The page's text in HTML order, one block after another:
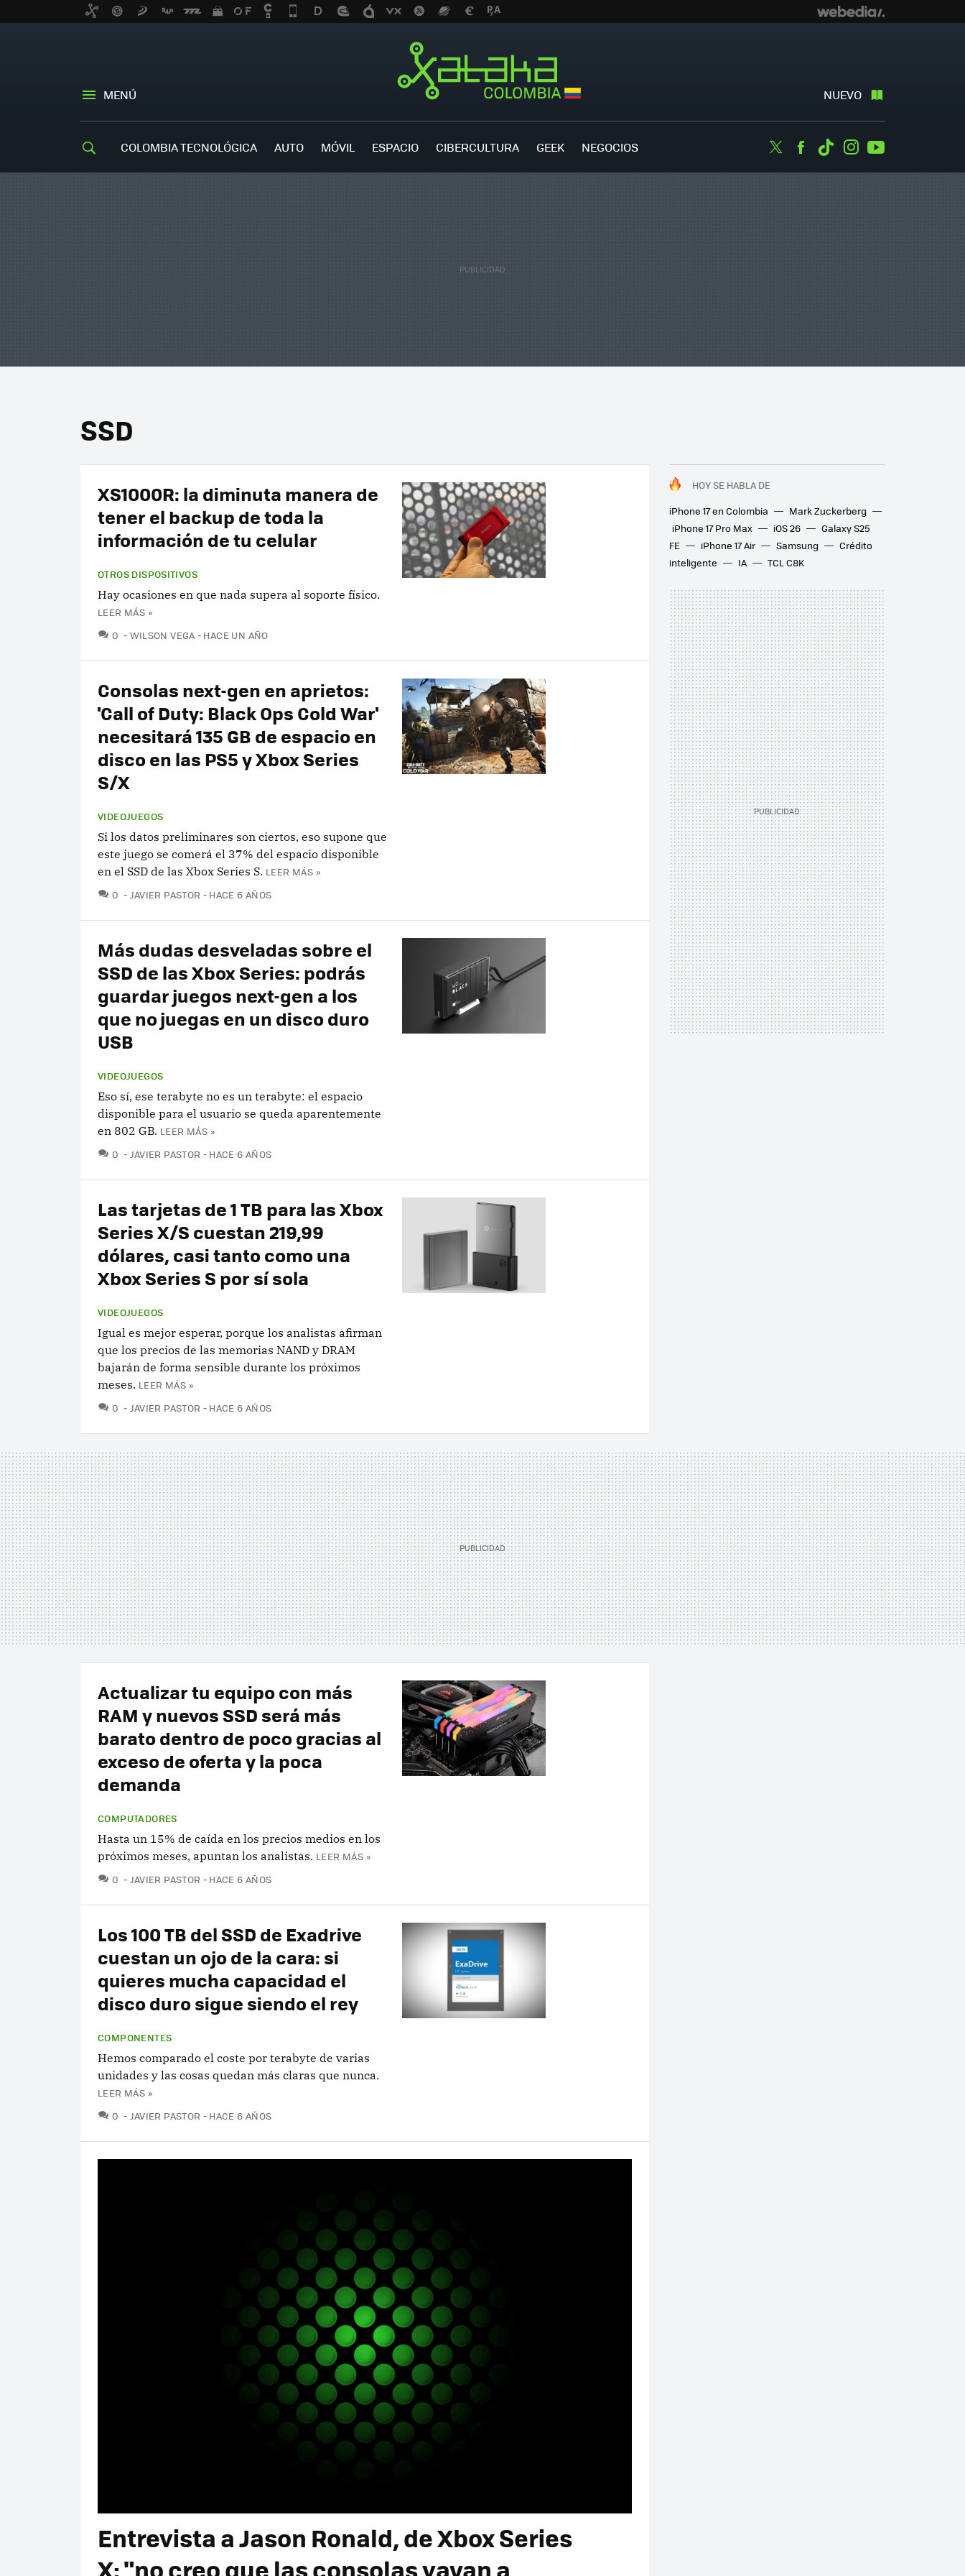
MENÚ NUEVO
COLOMBIA TECNOLÓGICA AUTO MÓVIL ESPACIO CIBERCULTURA GEEK NEGOCIOS TwitterFacebook
TiktokInstagram
SSD
HOY SE HABLA DE
iPhone 17 en Colombia
Mark Zuckerberg
iPhone 17 Pro Max
iOS 26
Galaxy S25
FE
iPhone 17 Air Samsung
Crédito
inteligente
IA TCL C8K
XS1000R: la diminuta manera de
tener el backup de toda la
información de tu celular
OTROS DISPOSITIVOS
Hay ocasiones en que nada supera al soporte físico.
LEER MÁS »
0 COMENTARIOS
WILSON VEGA HACE UN AÑO
Consolas next-gen en aprietos:
'Call of Duty: Black Ops Cold War'
necesitará 135 GB de espacio en
disco en las PS5 y Xbox Series
S/X
VIDEOJUEGOS
Si los datos preliminares son ciertos, eso supone que
este juego se comerá el 37% del espacio disponible
en el SSD de las Xbox Series S. LEER MÁS »
0 COMENTARIOS
JAVIER PASTOR HACE 6 AÑOS
Más dudas desveladas sobre el
SSD de las Xbox Series: podrás
guardar juegos next-gen a los
que no juegas en un disco duro
USB
VIDEOJUEGOS
Eso sí, ese terabyte no es un terabyte: el espacio
disponible para el usuario se queda aparentemente
en 802 GB. LEER MÁS »
0 COMENTARIOS
JAVIER PASTOR HACE 6 AÑOS
Las tarjetas de 1 TB para las Xbox
Series X/S cuestan 219,99
dólares, casi tanto como una
Xbox Series S por sí sola
VIDEOJUEGOS
Igual es mejor esperar, porque los analistas afirman
que los precios de las memorias NAND y DRAM
bajarán de forma sensible durante los próximos
meses. LEER MÁS »
0 COMENTARIOS
JAVIER PASTOR HACE 6 AÑOS
Actualizar tu equipo con más
RAM y nuevos SSD será más
barato dentro de poco gracias al
exceso de oferta y la poca
demanda
COMPUTADORES
Hasta un 15% de caída en los precios medios en los
próximos meses, apuntan los analistas. LEER MÁS »
0 COMENTARIOS
JAVIER PASTOR HACE 6 AÑOS
Los 100 TB del SSD de Exadrive
cuestan un ojo de la cara: si
quieres mucha capacidad el
disco duro sigue siendo el rey
COMPONENTES
Hemos comparado el coste por terabyte de varias
unidades y las cosas quedan más claras que nunca.
LEER MÁS »
0 COMENTARIOS
JAVIER PASTOR HACE 6 AÑOS
Entrevista a Jason Ronald, de Xbox Series